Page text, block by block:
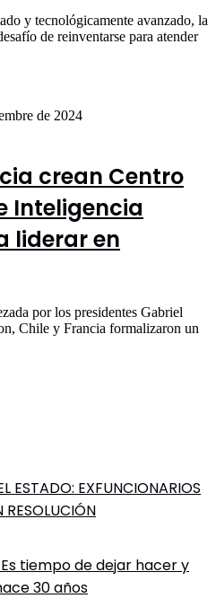
y tecnológicamente avanzado, la
de reinventarse para atender
de 2024
crean Centro
Inteligencia
liderar en
por los presidentes Gabriel
Chile y Francia formalizaron un
ESTADO: EXFUNCIONARIOS
RESOLUCIÓN
tiempo de dejar hacer y
30 años